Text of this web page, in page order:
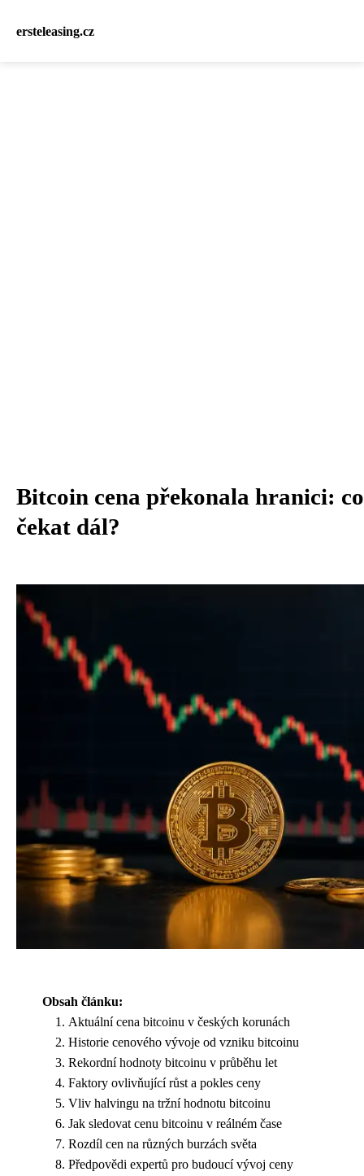
ersteleasing.cz
Bitcoin cena překonala hranici: co
čekat dál?
Obsah článku:
Aktuální cena bitcoinu v českých korunách
Historie cenového vývoje od vzniku bitcoinu
Rekordní hodnoty bitcoinu v průběhu let
Faktory ovlivňující růst a pokles ceny
Vliv halvingu na tržní hodnotu bitcoinu
Jak sledovat cenu bitcoinu v reálném čase
Rozdíl cen na různých burzách světa
Předpovědi expertů pro budoucí vývoj ceny